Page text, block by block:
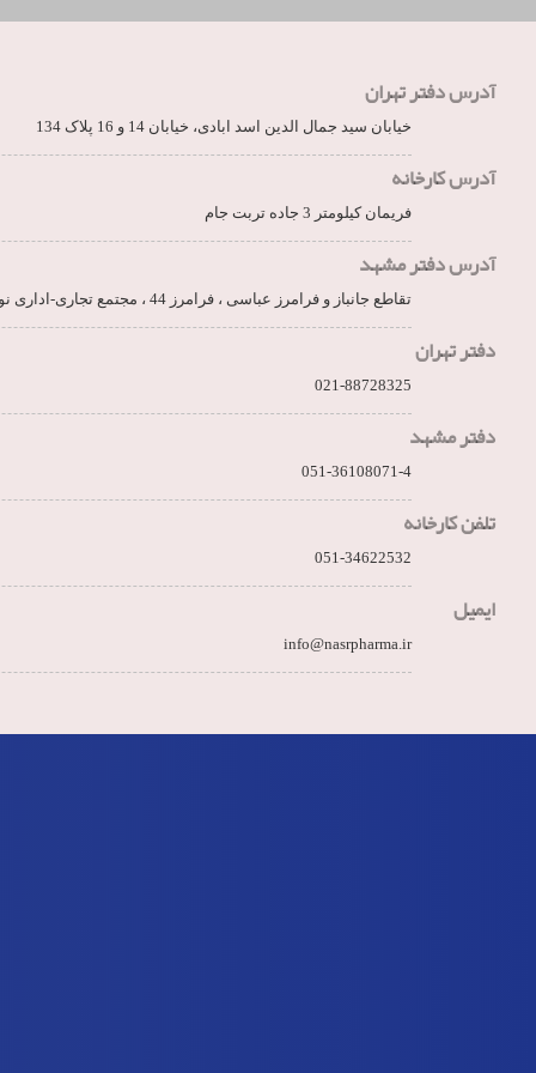
آدرس دفتر تهران
خیابان سید جمال الدین اسد ابادی، خیابان 14 و 16 پلاک 134
آدرس کارخانه
فریمان کیلومتر 3 جاده تربت جام
آدرس دفتر مشهد
تقاطع جانباز و فرامرز عباسی ، فرامرز 44 ، مجتمع تجاری-اداری نور، طبقه 6
دفتر تهران
021-88728325
دفتر مشهد
051-36108071-4
تلفن کارخانه
051-34622532
ایمیل
info@nasrpharma.ir